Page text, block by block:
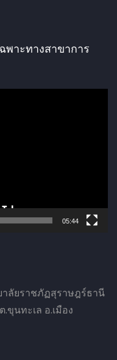
าะทางสาขาการ
05:44
ลัยราชภัฏสุราษฎร์ธานี
ขุนทะเล อ.เมือง